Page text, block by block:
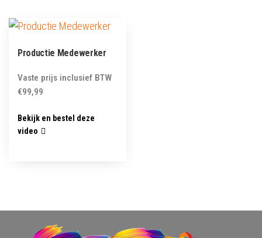
Productie Medewerker
Vaste prijs inclusief BTW
€99,99
Bekijk en bestel deze
video